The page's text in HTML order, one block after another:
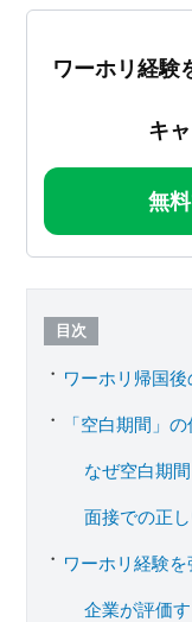
ワーホリ経験
キ
無
目次
ワーホリ帰国
「空白期間」
なぜ空白期
面接での正
ワーホリ経験
企業が評価